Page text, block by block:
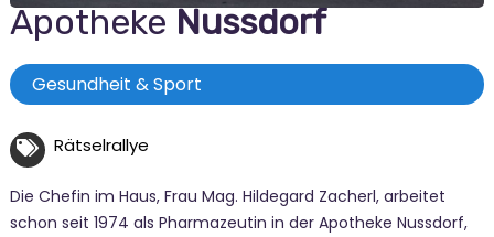
Apotheke Nussdorf
Gesundheit & Sport
Rätselrallye
Die Chefin im Haus, Frau Mag. Hildegard Zacherl, arbeitet
schon seit 1974 als Pharmazeutin in der Apotheke Nussdorf,